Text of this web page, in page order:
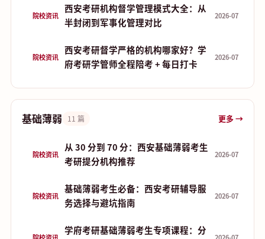
院校资讯
西安考研机构督学管理模式大全：从
半封闭到军事化管理对比
2026-07
院校资讯
西安考研督学严格的机构哪家好？学
府考研学管师全程陪考 + 每日打卡
2026-07
基础薄弱 11 篇 更多 →
院校资讯
从 30 分到 70 分：西安基础薄弱考生
考研提分机构推荐
2026-07
院校资讯
基础薄弱考生必备：西安考研辅导服
务选择与避坑指南
2026-07
学府考研基础薄弱考生专项课程：分